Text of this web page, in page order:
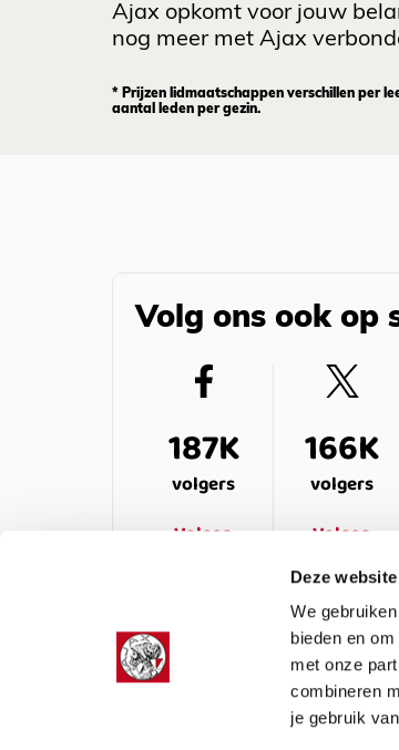
Deze
We
bieden en
met onze
combineren
je gebruik
Ajax opkomt voor jouw
nog meer met Ajax
* Prijzen lidmaatschappen verschillen per
aantal leden per gezin.
Volg ons ook op
187K
volgers
Volgen
166K
volgers
Volgen
OVER ONS